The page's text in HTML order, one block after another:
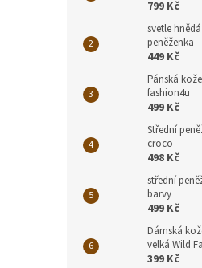
799 Kč
svetle
peněženka
449 Kč
Pánská
fashion4u
499 Kč
Střední
croco
498 Kč
střední
barvy
499 Kč
Dámská
velká Wild
399 Kč